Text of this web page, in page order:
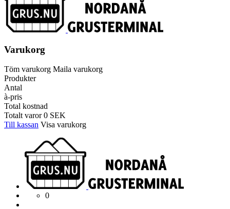
Varukorg
Töm varukorg Maila varukorg
Produkter
Antal
à-pris
Total kostnad
Totalt varor0 SEK
Till kassan Visa varukorg
0